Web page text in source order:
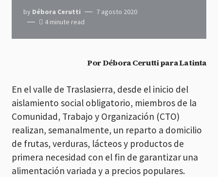
by Débora Cerutti
7 agosto 2020
4 minute read
Por Débora Cerutti paraLa tinta
En el valle de Traslasierra, desde el inicio del
aislamiento social obligatorio, miembros de la
Comunidad, Trabajo y Organización (CTO)
realizan, semanalmente, un reparto a domicilio
de frutas, verduras, lácteos y productos de
primera necesidad con el fin de garantizar una
alimentación variada y a precios populares.